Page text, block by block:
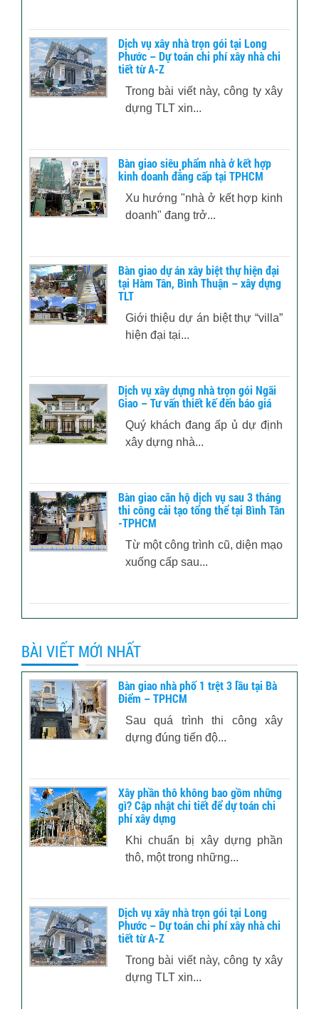
Dịch vụ xây nhà trọn gói tại Long
Phước – Dự toán chi phí xây nhà chi
tiết từ A-Z
Trong bài viết này, công ty xây
dựng TLT xin...
Bàn giao siêu phẩm nhà ở kết hợp
kinh doanh đẳng cấp tại TPHCM
Xu hướng "nhà ở kết hợp kinh
doanh" đang trở...
Bàn giao dự án xây biệt thự hiện đại
tại Hàm Tân, Bình Thuận – xây dựng
TLT
Giới thiệu dự án biệt thự “villa”
hiện đại tại...
Dịch vụ xây dựng nhà trọn gói Ngãi
Giao – Tư vấn thiết kế đến báo giá
Quý khách đang ấp ủ dự định
xây dựng nhà...
Bàn giao căn hộ dịch vụ sau 3 tháng
thi công cải tạo tổng thể tại Bình Tân
-TPHCM
Từ một công trình cũ, diện mạo
xuống cấp sau...
BÀI VIẾT MỚI NHẤT
Bàn giao nhà phố 1 trệt 3 lầu tại Bà
Điểm – TPHCM
Sau quá trình thi công xây
dựng đúng tiến độ...
Xây phần thô không bao gồm những
gì? Cập nhật chi tiết để dự toán chi
phí xây dựng
Khi chuẩn bị xây dựng phần
thô, một trong những...
Dịch vụ xây nhà trọn gói tại Long
Phước – Dự toán chi phí xây nhà chi
tiết từ A-Z
Trong bài viết này, công ty xây
dựng TLT xin...